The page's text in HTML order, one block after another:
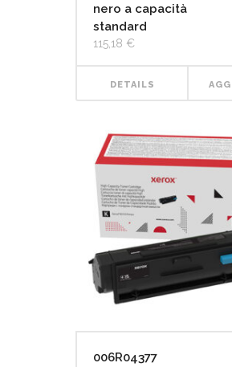
nero a capacità
standard
115,18 €
DETAILS
006R04377